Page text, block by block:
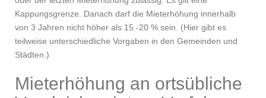
Kappungsgrenze. Danach darf die Mieterhöhung innerhalb
von 3 Jahren nicht höher als 15 -20 % sein. (Hier gibt es
teilweise unterschiedliche Vorgaben in den Gemeinden und
Städten.)
Mieterhöhung an ortsübliche